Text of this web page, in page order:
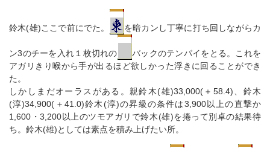
鈴木(雄)ここで前にでた。 を暗カンし丁寧に打ち回しながらカ
ン3のチーを入れ１枚切れの
バックのテンパイをとる。これを
アガリきり喉から手が出るほど欲しかった浮きに回ることができ
た。
しかしまだオーラスがある。親鈴木(雄)33,000(＋58.4)、鈴木
(淳)34,900(＋41.0)鈴木(淳)の昇級の条件は3,900以上の直撃か
1,600・3,200以上のツモアガリで鈴木(雄)を捲って別卓の結果待
ち。鈴木(雄)としては素点を積み上げたい所。